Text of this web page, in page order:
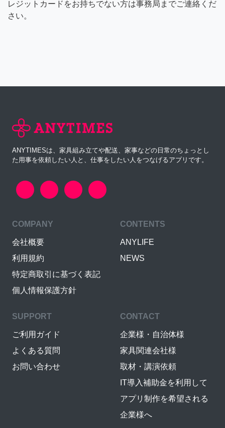
レジットカードをお持ちでない方は事務局までご連絡くだ
さい。
ANYTIMESは、家具組み立てや配送、家事などの日常のちょっとし
た用事を依頼したい人と、仕事をしたい人をつなげるアプリです。
COMPANY
会社概要
利用規約
特定商取引に基づく表記
個人情報保護方針
CONTENTS
ANYLIFE
NEWS
SUPPORT
ご利用ガイド
よくある質問
お問い合わせ
CONTACT
企業様・自治体様
家具関連会社様
取材・講演依頼
IT導入補助金を利用して
アプリ制作を希望される
企業様へ